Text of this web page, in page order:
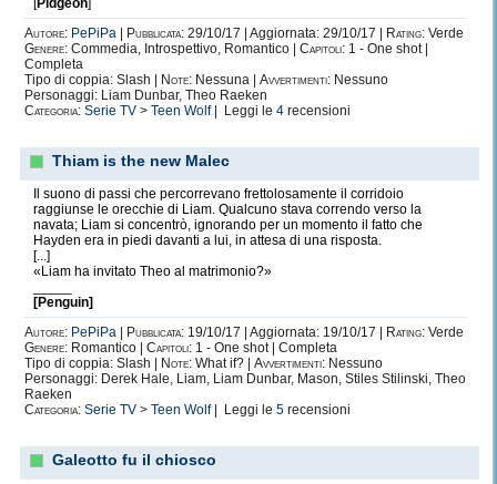
[Pidgeon]
Autore: PePiPa Pubblicata: 29/10/17 | Aggiornata: 29/10/17 | Rating: Verde
Genere: Commedia, Introspettivo, Romantico | Capitoli: 1 - One shot |
Completa
Tipo di coppia: Slash |
Note: Nessuna | Avvertimenti: Nessuno
Personaggi: Liam Dunbar, Theo Raeken
Categoria: Serie TV > Teen Wolf| Leggi le 4 recensioni
Thiam is the new Malec
Il suono di passi che percorrevano frettolosamente il corridoio
raggiunse le orecchie di Liam. Qualcuno stava correndo verso la
navata; Liam si concentrò, ignorando per un momento il fatto che
Hayden era in piedi davanti a lui, in attesa di una risposta.
[...]
«Liam ha invitato Theo al matrimonio?»
[Penguin]
Autore: PePiPa Pubblicata: 19/10/17 | Aggiornata: 19/10/17 | Rating: Verde
Genere: Romantico | Capitoli: 1 - One shot | Completa
Tipo di coppia: Slash |
Note: What if? | Avvertimenti: Nessuno
Personaggi: Derek Hale, Liam, Liam Dunbar, Mason, Stiles Stilinski, Theo
Raeken
Categoria: Serie TV > Teen Wolf| Leggi le 5 recensioni
Galeotto fu il chiosco